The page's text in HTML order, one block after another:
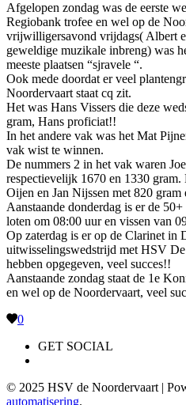
Afgelopen zondag was de eerste
Regiobank trofee en wel op de
vrijwilligersavond vrijdags( Albert
geweldige muzikale inbreng) was
meeste plaatsen “sjravele “.
Ook mede doordat er veel
Noordervaart staat cq zit.
Het was Hans Vissers die deze
gram, Hans proficiat!!
In het andere vak was het Mat
vak wist te winnen.
De nummers 2 in het vak waren
respectievelijk 1670 en 1330
Oijen en Jan Nijssen met 820 gram
Aanstaande donderdag is er de
loten om 08:00 uur en vissen van
Op zaterdag is er op de Clarinet in
uitwisselingswedstrijd met HSV
hebben opgegeven, veel succes!!
Aanstaande zondag staat de 1e
en wel op de Noordervaart, veel
0
GET SOCIAL
© 2025 HSV de Noordervaart |
automatisering.